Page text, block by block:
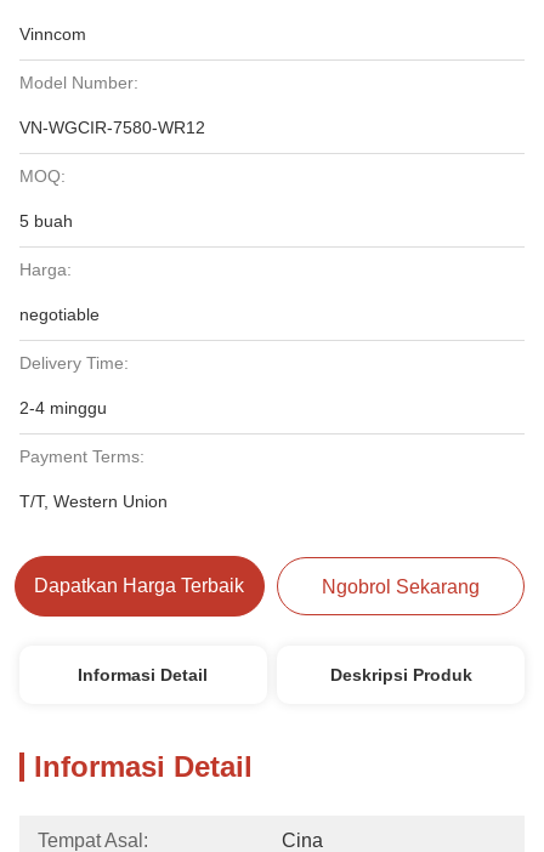
Vinncom
Model Number:
VN-WGCIR-7580-WR12
MOQ:
5 buah
Harga:
negotiable
Delivery Time:
2-4 minggu
Payment Terms:
T/T, Western Union
Dapatkan Harga Terbaik Ngobrol Sekarang
Informasi Detail Deskripsi Produk
Informasi Detail
Tempat Asal: Cina